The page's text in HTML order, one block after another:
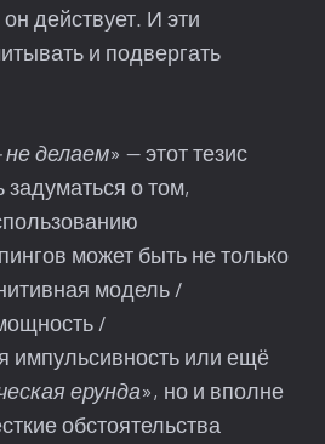
действует. И эти
и подвергать
делаем» — этот тезис
задуматься о том,
может быть не только
модель /
/
импульсивность или ещё
ерунда», но и вполне
обстоятельства